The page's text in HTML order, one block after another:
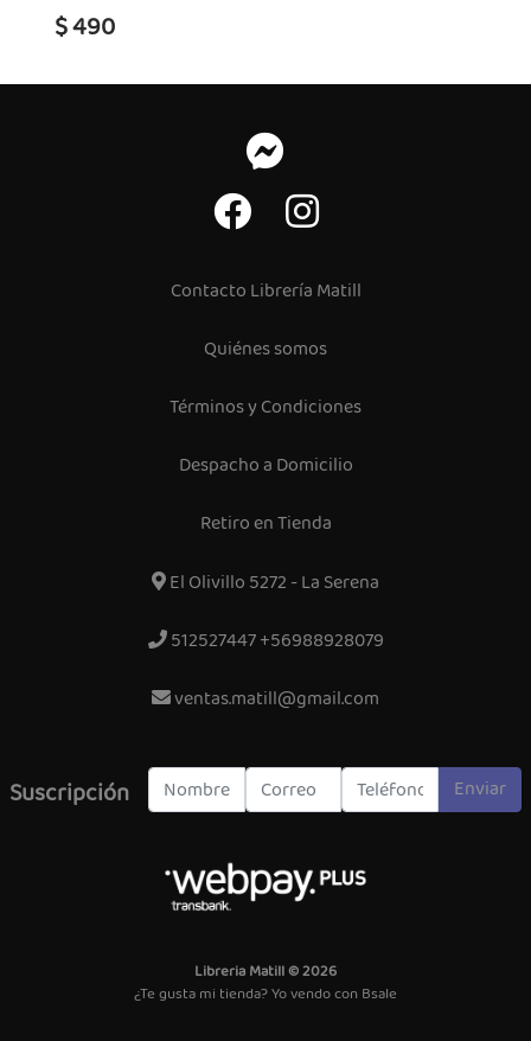
$ 490
Contacto Librería Matill
Quiénes somos
Términos y Condiciones
Despacho a Domicilio
Retiro en Tienda
El Olivillo 5272 - La Serena
512527447 +56988928079
ventas.matill@gmail.com
Suscripción Enviar
Libreria Matill © 2026
¿Te gusta mi tienda? Yo vendo con Bsale